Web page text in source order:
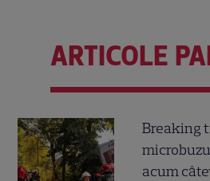
ARTICOLE
Breaking
acum